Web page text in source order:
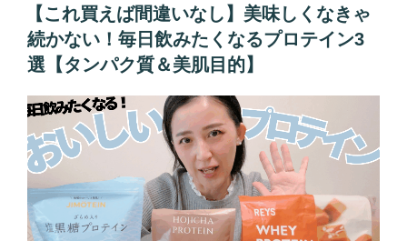
日:【これ買えば間違いなし】美味しくなきゃ
続かない！毎日飲みたくなるプロテイン3
選【タンパク質＆美肌目的】